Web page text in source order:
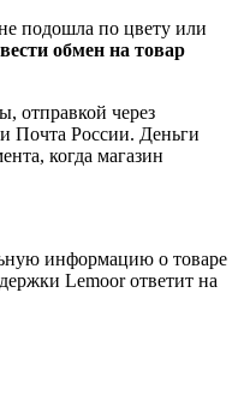
подошла по цвету или
обмен на товар
отправкой через
Почта России. Деньги
когда магазин
информацию о товаре
Lemoor ответит на